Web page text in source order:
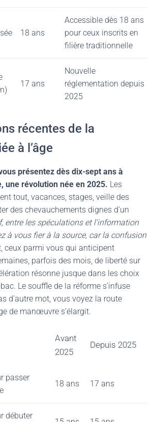
18 ans
Accessible dès 18 ans
pour ceux inscrits en
filière traditionnelle
17 ans
Nouvelle
réglementation depuis
2025
récentes de la
à l’âge
présentez dès dix-sept ans à
une révolution née en 2025. Les
tout, vacances, stages, veille des
des chevauchements dignes d’un
entre les spéculations et l’information
à vous fier à la source, car la confusion
ceux parmi vous qui anticipent
parfois des mois, de liberté sur
résonne jusque dans les choix
Le souffle de la réforme s’infuse
d’autre mot, vous voyez la route
de manœuvre s’élargit.
Avant
2025
Depuis 2025
passer
18 ans 17 ans
débuter